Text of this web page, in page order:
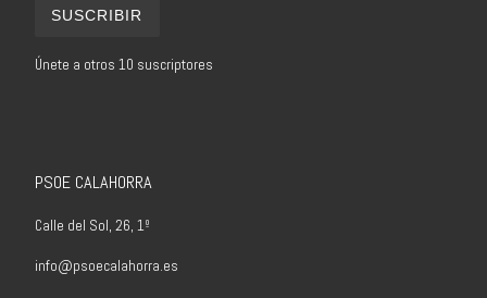
SUSCRIBIR
Únete a otros 10 suscriptores
PSOE CALAHORRA
Calle del Sol, 26, 1º
info@psoecalahorra.es